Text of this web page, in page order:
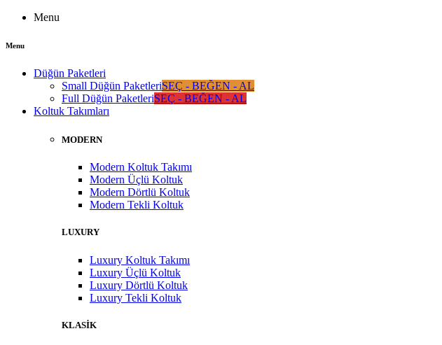
Menu
Menu
Düğün Paketleri
Small Düğün PaketleriSEÇ - BEĞEN - AL
Full Düğün PaketleriSEÇ - BEĞEN - AL
Koltuk Takımları
MODERN
Modern Koltuk Takımı
Modern Üçlü Koltuk
Modern Dörtlü Koltuk
Modern Tekli Koltuk
LUXURY
Luxury Koltuk Takımı
Luxury Üçlü Koltuk
Luxury Dörtlü Koltuk
Luxury Tekli Koltuk
KLASİK